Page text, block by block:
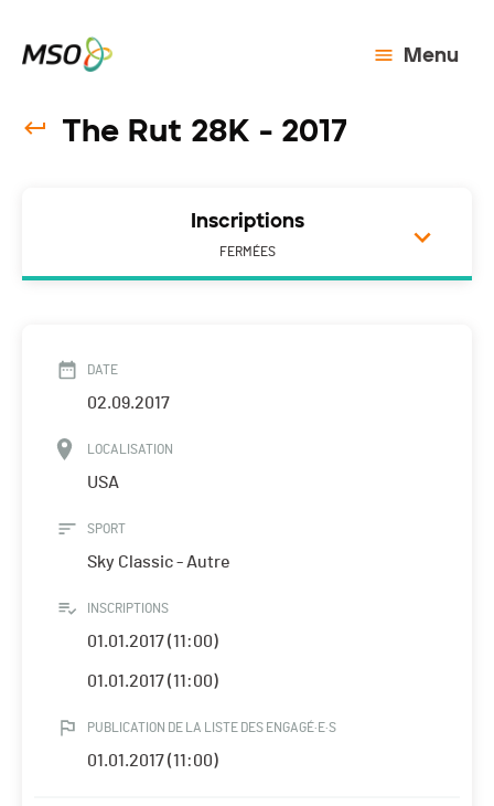
Menu
The Rut 28K - 2017
Inscriptions
FERMÉES
DATE
02.09.2017
LOCALISATION
USA
SPORT
Sky Classic - Autre
INSCRIPTIONS
01.01.2017 (11:00)
01.01.2017 (11:00)
PUBLICATION DE LA LISTE DES ENGAGÉ·E·S
01.01.2017 (11:00)